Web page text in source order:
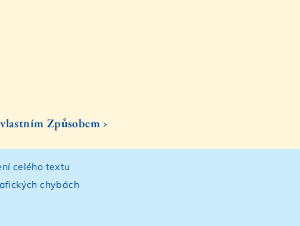
Způsobem ›
celého textu
chybách